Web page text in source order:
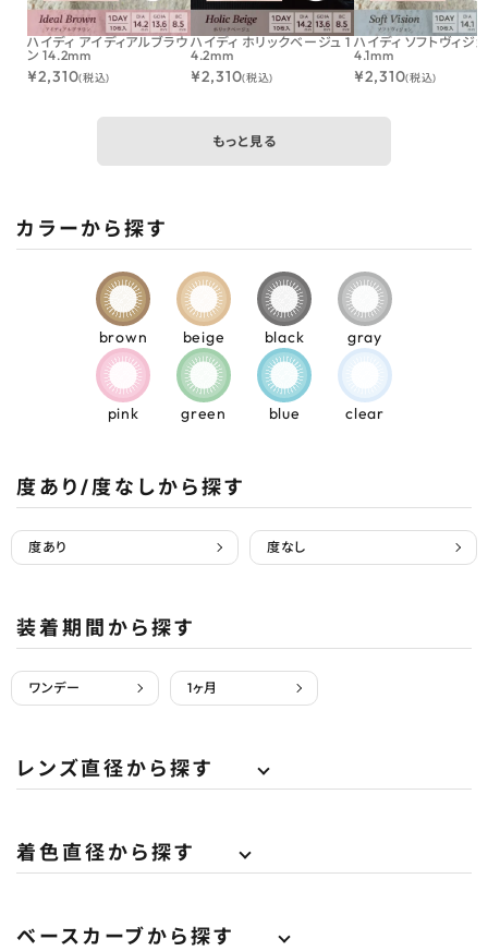
ハイディ アイディアルブラウ
ン 14.2mm
¥2,310(税込)
ハイディ ホリックベージュ 1
4.2mm
¥2,310(税込)
ハイディ ソフトヴィジ
4.1mm
¥2,310(税込)
もっと見る
カラーから探す
brown beige black gray
pink green blue clear
度あり/度なしから探す
度あり 度なし
装着期間から探す
ワンデー 1ヶ月
レンズ直径から探す
着色直径から探す
ベースカーブから探す